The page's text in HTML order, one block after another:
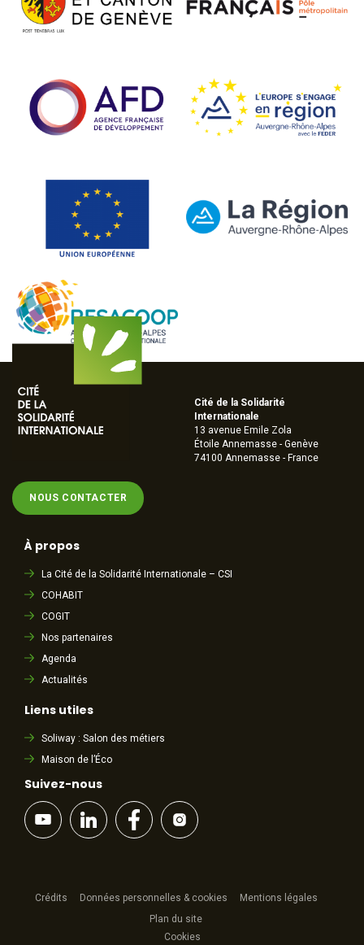
NOUS CONTACTER
Cité de la Solidarité
Internationale
13 avenue Emile Zola
Étoile Annemasse - Genève
74100 Annemasse - France
À propos
La Cité de la Solidarité Internationale – CSI
COHABIT
COGIT
Nos partenaires
Agenda
Actualités
Liens utiles
Soliway : Salon des métiers
Maison de l’Éco
Suivez-nous
Crédits Données personnelles & cookies
Mentions légales
Plan du site
Cookies